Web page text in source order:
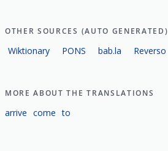
OTHER SOURCES (AUTO GENERATED)
Wiktionary PONS bab.la Reverso
MORE ABOUT THE TRANSLATIONS
arrive come to